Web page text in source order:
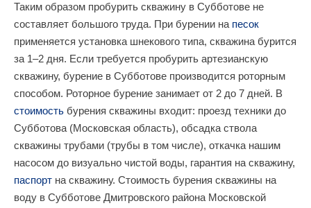
Таким образом пробурить скважину в Субботове не
составляет большого труда. При бурении на песок
применяется установка шнекового типа, скважина бурится
за 1–2 дня. Если требуется пробурить артезианскую
скважину, бурение в Субботове производится роторным
способом. Роторное бурение занимает от 2 до 7 дней. В
стоимость бурения скважины входит: проезд техники до
Субботова (Московская область), обсадка ствола
скважины трубами (трубы в том числе), откачка нашим
насосом до визуально чистой воды, гарантия на скважину,
паспорт на скважину. Стоимость бурения скважины на
воду в Субботове Дмитровского района Московской